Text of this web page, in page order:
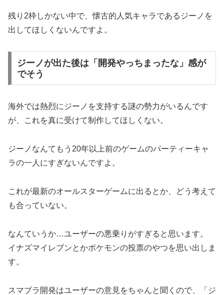
残り2枠しかない中で、懐古的人気キャラであるジーノを
出してほしくないんですよ。
ジーノが出た後は「開発やっちまったな」感が
でそう
海外では熱烈にジーノを支持する謎の勢力がいるんです
が、これを真に受けて制作してほしくない。
ジーノなんてもう20年以上前のゲームのパーティーキャ
ラの一人にすぎないんですよ。
これが最新のオールスターゲームに出るとか、どう考えて
も合っていない。
なんていうか…ユーザーの悪乗りがすぎると思います。
イナズマイレブンとかポケモンの投票のやつを思い出しま
す。
スマブラ開発はユーザーの意見をちゃんと聞くので、「ジ